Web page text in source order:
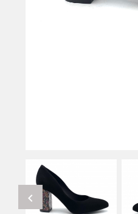
chevron_left